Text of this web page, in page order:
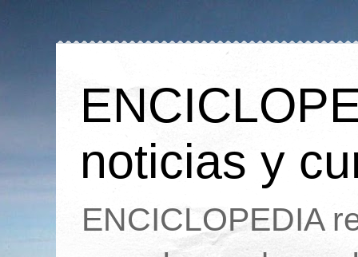
noticias y
ENCICLOPEDIA